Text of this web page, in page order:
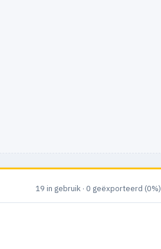
19 in gebruik · 0 geëxporteerd (0%)